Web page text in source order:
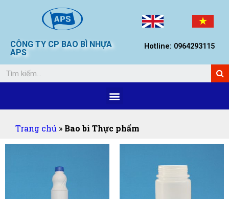
CÔNG TY CP BAO BÌ NHỰA
APS
Hotline: 0964293115
Trang chủ » Bao bì Thực phẩm